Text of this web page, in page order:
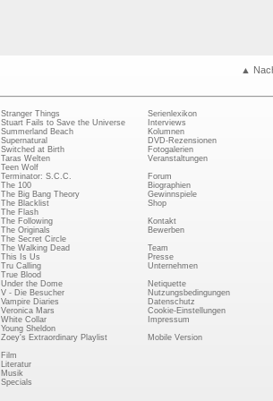
▲
Stranger Things
Stuart Fails to Save the Universe
Summerland Beach
Supernatural
Switched at Birth
Taras Welten
Teen Wolf
Terminator: S.C.C.
The 100
The Big Bang Theory
The Blacklist
The Flash
The Following
The Originals
The Secret Circle
The Walking Dead
This Is Us
Tru Calling
True Blood
Under the Dome
V - Die Besucher
Vampire Diaries
Veronica Mars
White Collar
Young Sheldon
Zoey's Extraordinary Playlist
Film
Literatur
Musik
Specials
Serienlexikon
Interviews
Kolumnen
DVD-Rezensionen
Fotogalerien
Veranstaltungen
Forum
Biographien
Gewinnspiele
Shop
Kontakt
Bewerben
Team
Presse
Unternehmen
Netiquette
Nutzungsbedingungen
Datenschutz
Cookie-Einstellungen
Impressum
Mobile Version